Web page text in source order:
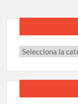
Categories